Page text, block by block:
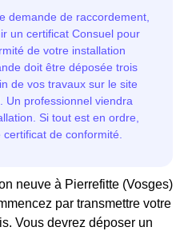
neuve à Pierrefitte (Vosges)
par transmettre votre
Vous devrez déposer un